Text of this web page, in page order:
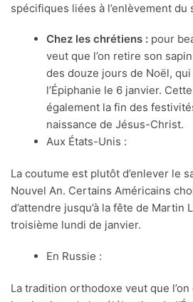
spécifiques liées à l’enlèvement du
Chez les chrétiens : pour
veut que l’on retire son
des douze jours de Noël,
l’Épiphanie le 6 janvier.
également la fin des
naissance de Jésus-Christ.
Aux États-Unis :
La coutume est plutôt d’enlever le
Nouvel An. Certains Américains
d’attendre jusqu’à la fête de Martin
troisième lundi de janvier.
En Russie :
La tradition orthodoxe veut que